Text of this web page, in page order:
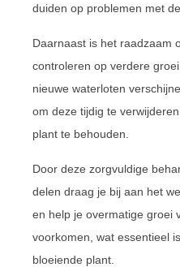
duiden op problemen met
Daarnaast is het raadzaam
controleren op verdere
nieuwe waterloten
om deze tijdig te
plant te behouden.
Door deze zorgvuldige
delen draag je bij aan het
en help je overmatige groei
voorkomen, wat essentieel
bloeiende plant.